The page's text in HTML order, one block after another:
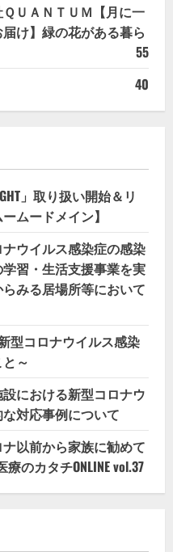
ＵＡＮＴＵＭ【月に一
け】緑の花がある暮ら
55
40
」取り扱い開始＆リ
ムードメイン】
ナウイルス感染症の感染
習・生活支援事業を実
みる居場所等において
型コロナウイルス感染
～
における新型コロナウ
対応事例について
以前から家族に勧めて
のカタチONLINE vol.37